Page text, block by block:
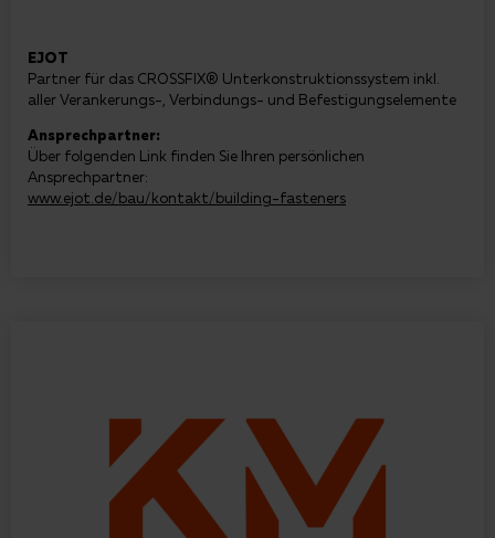
EJOT
Partner für das CROSSFIX® Unterkonstruktionssystem inkl.
aller Verankerungs-, Verbindungs- und Befestigungselemente
Ansprechpartner:
Über folgenden Link finden Sie Ihren persönlichen
Ansprechpartner:
www.ejot.de/bau/kontakt/building-fasteners